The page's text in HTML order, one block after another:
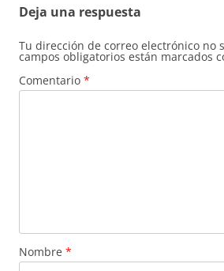
Deja una respuesta
Tu dirección de correo electrónico no
campos obligatorios están marcados
Comentario *
Nombre *